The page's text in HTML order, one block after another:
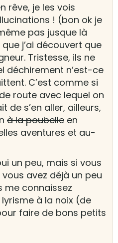
rêve, je les vois
! (bon ok je
pas jusque là
j’ai découvert que
Tristesse, ils ne
déchirement n’est-ce
C’est comme si
route avec lequel on
s’en aller, ailleurs,
à la poubelle en
aventures et au-
un peu, mais si vous
avez déjà un peu
me connaissez
à la noix (de
faire de bons petits